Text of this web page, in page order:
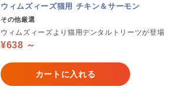
ウィムズィーズ猫用 チキン＆サーモン
その他厳選
ウィムズィーズより猫用デンタルトリーツが登場
¥638 ～
カートに入れる